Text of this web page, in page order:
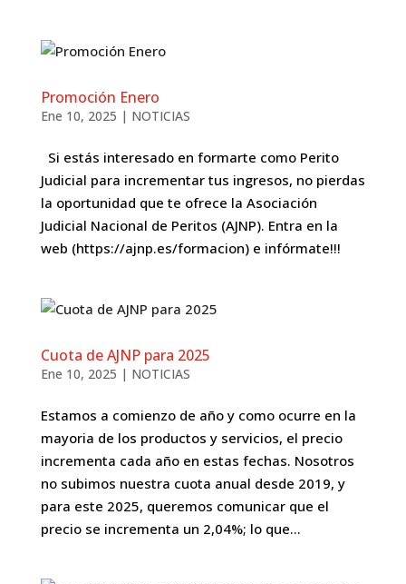
Promoción Enero
Ene 10, 2025 | NOTICIAS
Si estás interesado en formarte como Perito
Judicial para incrementar tus ingresos, no pierdas
la oportunidad que te ofrece la Asociación
Judicial Nacional de Peritos (AJNP). Entra en la
web (https://ajnp.es/formacion) e infórmate!!!
Cuota de AJNP para 2025
Ene 10, 2025 | NOTICIAS
Estamos a comienzo de año y como ocurre en la
mayoria de los productos y servicios, el precio
incrementa cada año en estas fechas. Nosotros
no subimos nuestra cuota anual desde 2019, y
para este 2025, queremos comunicar que el
precio se incrementa un 2,04%; lo que...